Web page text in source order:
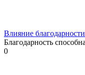
Влияние
Благодарность
0